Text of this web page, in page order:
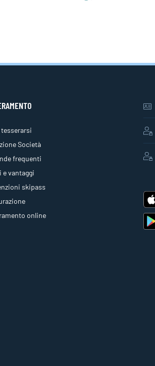
tesserarsi
Società
frequenti
e vantaggi
skipass
online